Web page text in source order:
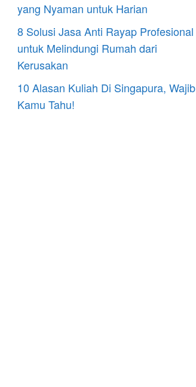
yang Nyaman untuk Harian
8 Solusi Jasa Anti Rayap Profesional
untuk Melindungi Rumah dari
Kerusakan
10 Alasan Kuliah Di Singapura, Wajib
Kamu Tahu!